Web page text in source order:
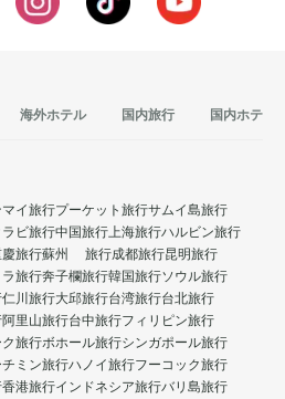
海外ホテル 国内旅行 国内ホテル
イ旅行プーケット旅行サムイ島旅行
ラビ旅行中国旅行上海旅行ハルビン旅行
旅行蘇州 旅行成都旅行昆明旅行
旅行奔子欄旅行韓国旅行ソウル旅行
仁川旅行大邱旅行台湾旅行台北旅行
阿里山旅行台中旅行フィリピン旅行
旅行ボホール旅行シンガポール旅行
ミン旅行ハノイ旅行フーコック旅行
香港旅行インドネシア旅行バリ島旅行